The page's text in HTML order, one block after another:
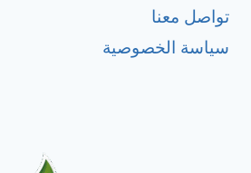
تواصل معنا
سياسة الخصوصية